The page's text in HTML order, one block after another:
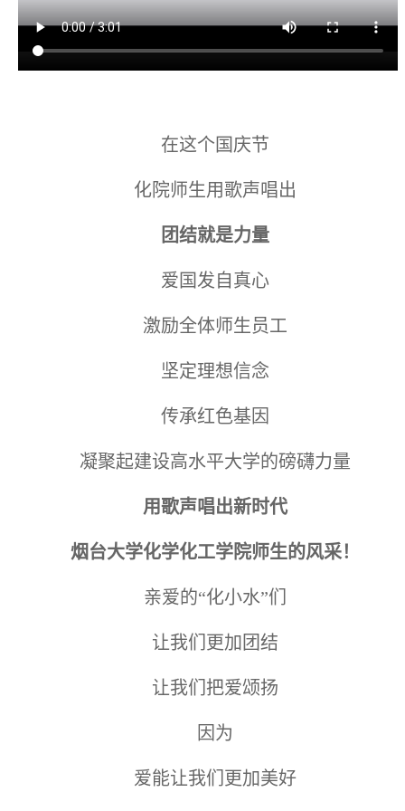
在这个国庆节
化院师生用歌声唱出
团结就是力量
爱国发自真心
激励全体师生员工
坚定理想信念
传承红色基因
凝聚起建设高水平大学的磅礴力量
用歌声唱出新时代
烟台大学化学化工学院师生的风采！
亲爱的“化小水”们
让我们更加团结
让我们把爱颂扬
因为
爱能让我们更加美好